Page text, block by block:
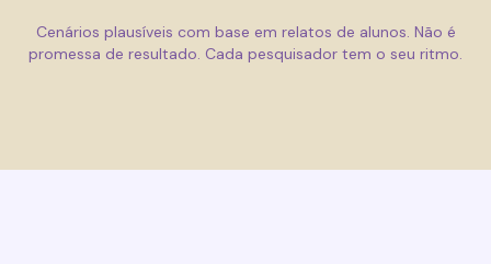
Cenários plausíveis com base em relatos de alunos. Não é
promessa de resultado. Cada pesquisador tem o seu ritmo.